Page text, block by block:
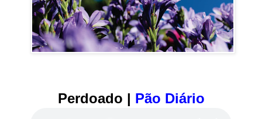
Perdoado | Pão Diário